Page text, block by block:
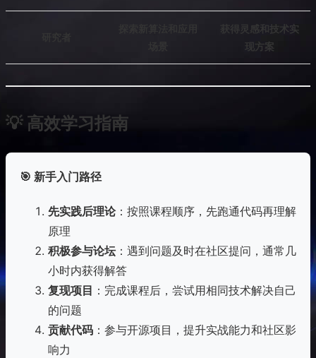
获得灵感和技术实
现方案
💡 高效学习指南
🎯 新手入门路径
先实践后理论：按照课程顺序，先跑通代码再理解
原理
积极参与论坛：遇到问题及时在社区提问，通常几
小时内获得解答
复现项目 ：完成课程后，尝试用相同技术解决自己
的问题
贡献代码 ：参与开源项目，提升实战能力和社区影
响力